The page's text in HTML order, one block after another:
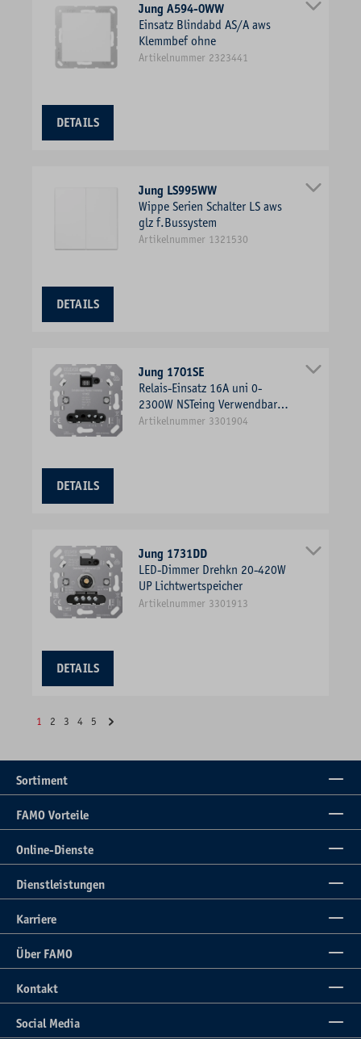
Jung A594-0WW
Einsatz Blindabd AS/A aws
Klemmbef ohne
Artikelnummer 2323441
DETAILS
Jung LS995WW
Wippe Serien Schalter LS aws
glz f.Bussystem
Artikelnummer 1321530
DETAILS
Jung 1701SE
Relais-Einsatz 16A uni 0-
2300W NSTeing Verwendbar
mit Taste
Artikelnummer 3301904
DETAILS
Jung 1731DD
LED-Dimmer Drehkn 20-420W
UP Lichtwertspeicher
Artikelnummer 3301913
DETAILS
1 2 3 4 5
Sortiment
FAMO Vorteile
Online-Dienste
Dienstleistungen
Karriere
Über FAMO
Kontakt
Social Media